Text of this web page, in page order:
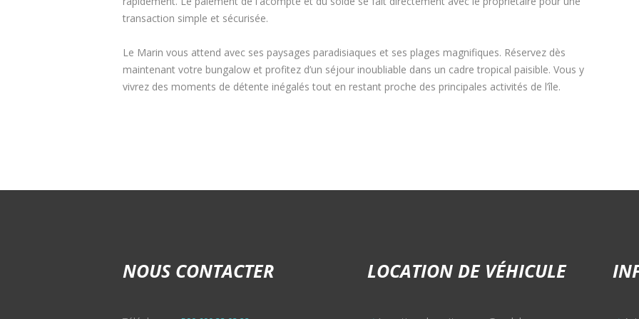
transaction simple et sécurisée.
Le Marin vous attend avec ses paysages paradisiaques et ses plages magnifiques. Réservez dès
maintenant votre bungalow et profitez d’un séjour inoubliable dans un cadre tropical paisible. Vous y
vivrez des moments de détente inégalés tout en restant proche des principales activités de l’île.
NOUS CONTACTER LOCATION DE VÉHICULE